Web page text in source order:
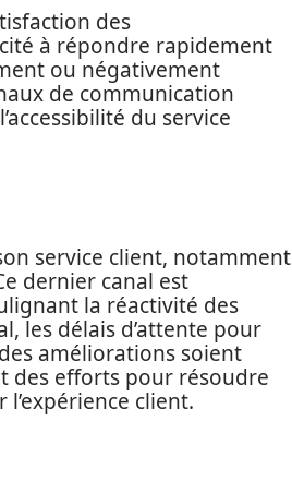
des
à répondre rapidement
ou négativement
de communication
du service
service client, notamment
dernier canal est
la réactivité des
les délais d’attente pour
améliorations soient
des efforts pour résoudre
client.